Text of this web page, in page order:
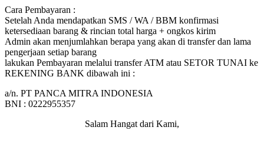
Cara Pembayaran :
Setelah Anda mendapatkan SMS / WA / BBM konfirmasi
ketersediaan barang & rincian total harga + ongkos kirim
Admin akan menjumlahkan berapa yang akan di transfer dan lama
pengerjaan setiap barang
lakukan Pembayaran melalui transfer ATM atau SETOR TUNAI ke
REKENING BANK dibawah ini :
a/n. PT PANCA MITRA INDONESIA
BNI : 0222955357
Salam Hangat dari Kami,